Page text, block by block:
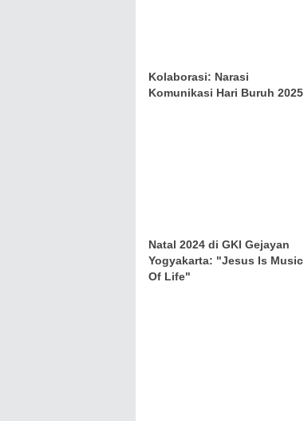
Kolaborasi: Narasi
Komunikasi Hari Buruh 2025
Natal 2024 di GKI Gejayan
Yogyakarta: "Jesus Is Music
Of Life"